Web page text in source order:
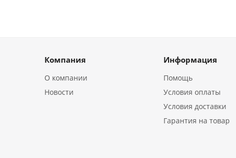
Компания
О компании
Новости
Информация
Помощь
Условия оплаты
Условия доставки
Гарантия на товар